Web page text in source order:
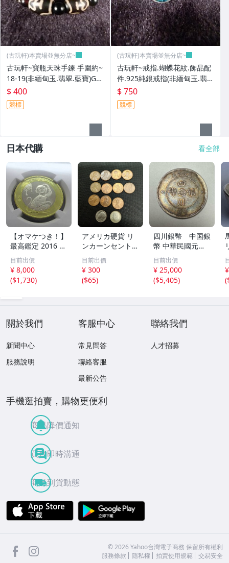
(古玩軒)本賣場並無分店~
古玩軒~寶瓶天珠手鍊 手圍約~
18-19(非緬甸玉.翡翠.藍寶)GG
G112
$ 400
競標
(古玩軒)本賣場並無分店~
古玩軒~戒指.蝴蝶花紋.飾品配
件.925純銀戒指(非緬甸玉.翡
翠.藍寶)GGG111
$ 750
競標
日本代購 看全部
【オマケつき！】
最高鑑定 2016 中
国 10元 申年 猿
バイメタル NGC
MS69PL プルーフ
ライク 初期発行
目前出價
¥ 8,000
($1,730)
アメリカ硬貨 リ
ンカーンセント
他13枚セット 外
国コイン 古銭 コ
レクション
目前出價
¥ 300
($65)
四川銀幣 中国銀
幣 中華民國元年
軍政府造 壹圓 古
銭 銀貨 アンティ
ーク
目前出價
¥ 25,000
($5,405)
(
關於我們
新聞中心
服務說明
客服中心
常見問答
聯絡客服
最新公告
聯絡我們
人才招募
手機逛拍賣，購物更便利
商品降價通知
買賣即時溝通
商品到貨動態
APP Store
facebook ©2026 Yahoo台灣電子商務 保留所有權利
服務條款
隱私權 拍賣使用規範 交易安全